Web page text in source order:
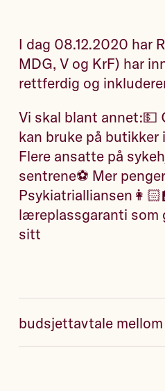
I dag 08.12.2020 har
MDG, V og KrF) har
rettferdig og
Vi skal blant annet:💵
kan bruke på butikker
Flere ansatte på
sentrene⚽️ Mer
læreplassgaranti som
sitt